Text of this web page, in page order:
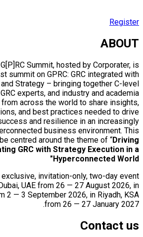
Register
ABOUT
Summit, hosted by Corporater, is
summit on GPRC: GRC integrated with
Strategy – bringing together C-level
experts, and industry and academia
across the world to share insights,
and best practices needed to drive
and resilience in an increasingly
business environment. This
centred around the theme of “Driving
GRC with Strategy Execution in a
Hyperconnected World"
exclusive, invitation-only, two-day event
UAE from 26 — 27 August 2026, in
2 — 3 September 2026, in Riyadh, KSA
from 26 — 27 January 2027.
Contact us